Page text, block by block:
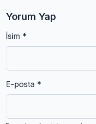
Yorum Yap
İsim *
E-posta *